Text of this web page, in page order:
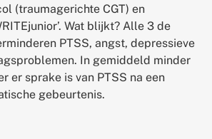
(traumagerichte CGT) en
Wat blijkt? Alle 3 de
PTSS, angst, depressieve
In gemiddeld minder
er sprake is van PTSS na een
gebeurtenis.